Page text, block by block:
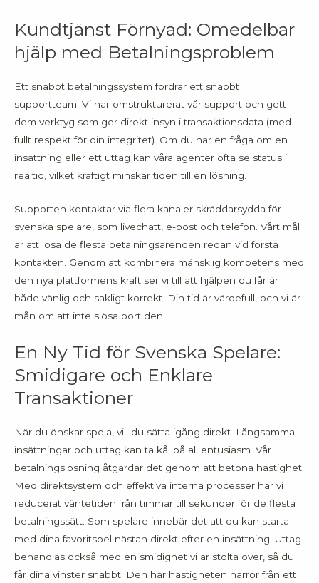
Kundtjänst Förnyad: Omedelbar
hjälp med Betalningsproblem
Ett snabbt betalningssystem fordrar ett snabbt
supportteam. Vi har omstrukturerat vår support och gett
dem verktyg som ger direkt insyn i transaktionsdata (med
fullt respekt för din integritet). Om du har en fråga om en
insättning eller ett uttag kan våra agenter ofta se status i
realtid, vilket kraftigt minskar tiden till en lösning.
Supporten kontaktar via flera kanaler skräddarsydda för
svenska spelare, som livechatt, e-post och telefon. Vårt mål
är att lösa de flesta betalningsärenden redan vid första
kontakten. Genom att kombinera mänsklig kompetens med
den nya plattformens kraft ser vi till att hjälpen du får är
både vänlig och sakligt korrekt. Din tid är värdefull, och vi är
mån om att inte slösa bort den.
En Ny Tid för Svenska Spelare:
Smidigare och Enklare
Transaktioner
När du önskar spela, vill du sätta igång direkt. Långsamma
insättningar och uttag kan ta kål på all entusiasm. Vår
betalningslösning åtgärdar det genom att betona hastighet.
Med direktsystem och effektiva interna processer har vi
reducerat väntetiden från timmar till sekunder för de flesta
betalningssätt. Som spelare innebär det att du kan starta
med dina favoritspel nästan direkt efter en insättning. Uttag
behandlas också med en smidighet vi är stolta över, så du
får dina vinster snabbt. Den här hastigheten härrör från ett